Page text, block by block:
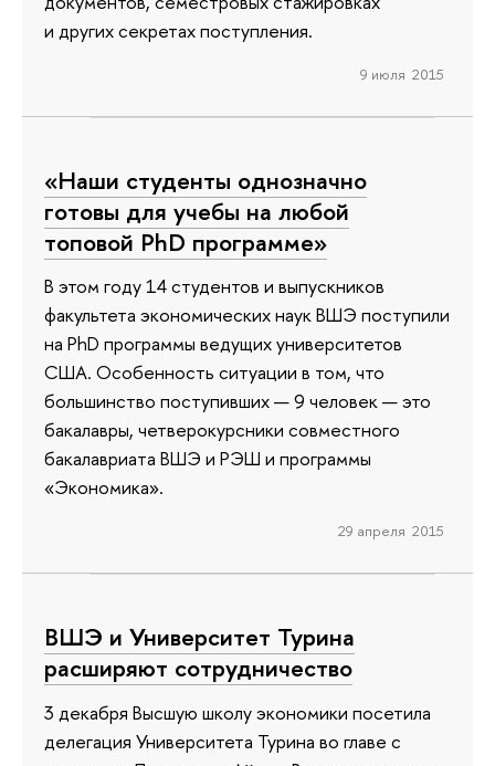
и других секретах поступления.
9 июля 2015
«Наши студенты однозначно
готовы для учебы на любой
топовой PhD программе»
В этом году 14 студентов и выпускников
факультета экономических наук ВШЭ поступили
на PhD программы ведущих университетов
США. Особенность ситуации в том, что
большинство поступивших — 9 человек — это
бакалавры, четверокурсники совместного
бакалавриата ВШЭ и РЭШ и программы
«Экономика».
29 апреля 2015
ВШЭ и Университет Турина
расширяют сотрудничество
3 декабря Высшую школу экономики посетила
делегация Университета Турина во главе с